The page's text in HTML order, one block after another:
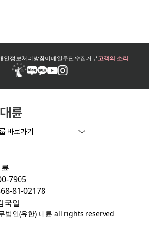
인정보처리방침이메일무단수집거부고객의 소리
바로가기
7905
81-02178
국일
법인(유한) 대륜 all rights reserved